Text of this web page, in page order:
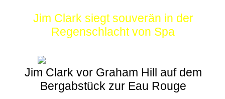
Jim Clark siegt souverän in der
Regenschlacht von Spa
Jim Clark vor Graham Hill auf dem
Bergabstück zur Eau Rouge